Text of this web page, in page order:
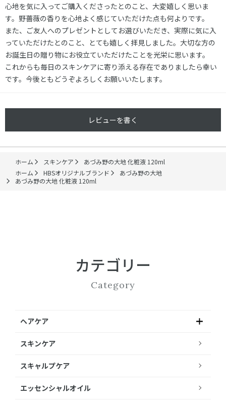
心地を気に入ってご購入くださったとのこと、大変嬉しく思いま
す。野薔薇の香りを心地よく感じていただけた点も何よりです。
また、ご友人へのプレゼントとしてお選びいただき、実際に気に入
っていただけたとのこと、とても嬉しく拝見しました。大切な方の
お誕生日の贈り物にお役立ていただけたことを光栄に思います。
これからも毎日のスキンケアに寄り添える存在でありましたら幸い
です。今後ともどうぞよろしくお願いいたします。
レビューを書く
ホーム スキンケア
あづみ野の大地 化粧液 120ml
ホーム
HBSオリジナルブランド
あづみ野の大地
あづみ野の大地 化粧液 120ml
カテゴリー
Category
ヘアケア
スキンケア
スキャルプケア
エッセンシャルオイル